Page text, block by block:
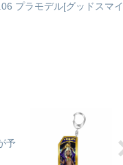
プラモデル[グッドスマイ
予